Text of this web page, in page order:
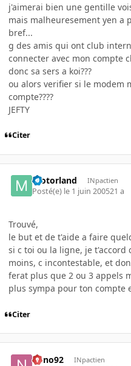
j'aimerai bien une gentille
mais malheuresement yen a
bref...
g des amis qui ont club
connecter avec mon compte
donc sa sers a koi???
ou alors verifier si le modem
compte????
JEFTY
Citer
motorland INpactien
Posté(e) le 1 juin 200521 a
Trouvé,
le but et de t'aide a faire
si c toi ou la ligne, je t'accord
moins, c incontestable, et
ferat plus que 2 ou 3 appels
plus sympa pour ton compte
Citer
nono92 INpactien